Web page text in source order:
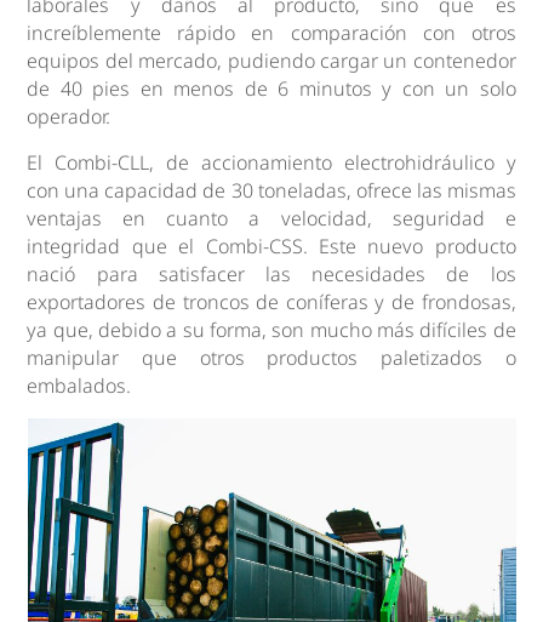
increíblemente rápido en comparación con otros
equipos del mercado, pudiendo cargar un contenedor
de 40 pies en menos de 6 minutos y con un solo
operador.
El Combi-CLL, de accionamiento electrohidráulico y
con una capacidad de 30 toneladas, ofrece las mismas
ventajas en cuanto a velocidad, seguridad e
integridad que el Combi-CSS. Este nuevo producto
nació para satisfacer las necesidades de los
exportadores de troncos de coníferas y de frondosas,
ya que, debido a su forma, son mucho más difíciles de
manipular que otros productos paletizados o
embalados.